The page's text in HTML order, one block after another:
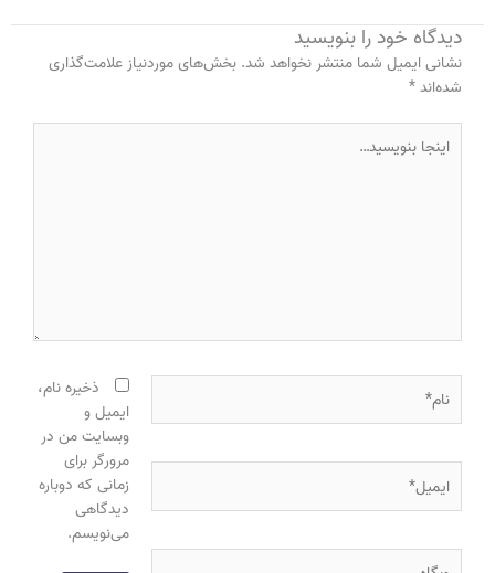
دیدگاه‌ خود را بنویسید
نشانی ایمیل شما منتشر نخواهد شد. بخش‌های موردنیاز علامت‌گذاری
شده‌اند*
بنویسید…
وبگاه
ذخیره نام،
ایمیل و
وبسایت من در
مرورگر برای
زمانی که دوباره
دیدگاهی
می‌نویسم.